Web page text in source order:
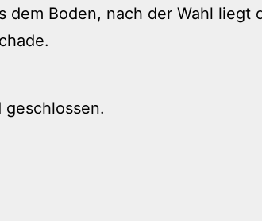
dem Boden, nach der Wahl liegt
geschlossen.